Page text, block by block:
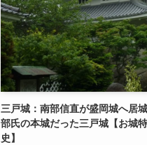
三戸城：南部信直が盛岡城へ居
部氏の本城だった三戸城【お城
史】